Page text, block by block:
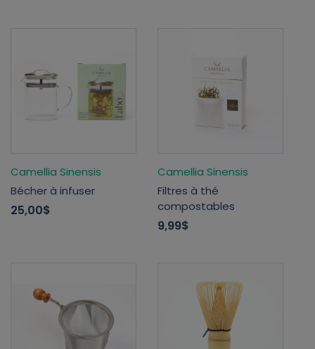
Camellia Sinensis
Bécher à infuser
25,00$
Camellia Sinensis
Filtres à thé
compostables
9,99$